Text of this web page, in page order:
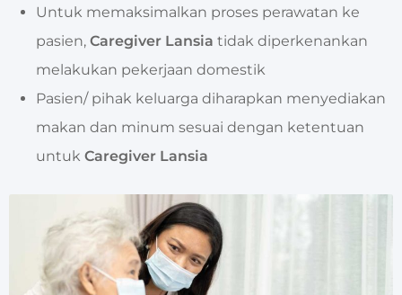
Untuk memaksimalkan proses perawatan ke
pasien, Caregiver Lansia tidak diperkenankan
melakukan pekerjaan domestik
Pasien/ pihak keluarga diharapkan menyediakan
makan dan minum sesuai dengan ketentuan
untuk Caregiver Lansia